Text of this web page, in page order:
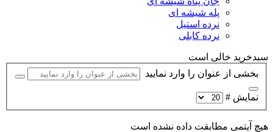
پله شیشه ای
نرده استیل
نرده کابلی
سبدخرید خالی است
بخشی از عنوان را وارد نمایید
نمایش #
هیچ آیتمی مطابقت داده نشده است